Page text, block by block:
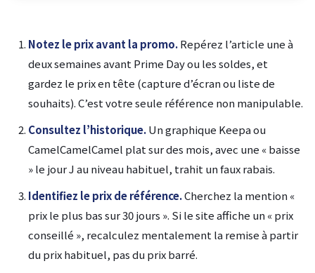
Notez le prix avant la promo.Repérez l’article une à
deux semaines avant Prime Day ou les soldes, et
gardez le prix en tête (capture d’écran ou liste de
souhaits). C’est votre seule référence non manipulable.
Consultez l’historique.Un graphique Keepa ou
CamelCamelCamel plat sur des mois, avec une « baisse
» le jour J au niveau habituel, trahit un faux rabais.
Identifiez le prix de référence.Cherchez la mention «
prix le plus bas sur 30 jours ». Si le site affiche un « prix
conseillé », recalculez mentalement la remise à partir
du prix habituel, pas du prix barré.